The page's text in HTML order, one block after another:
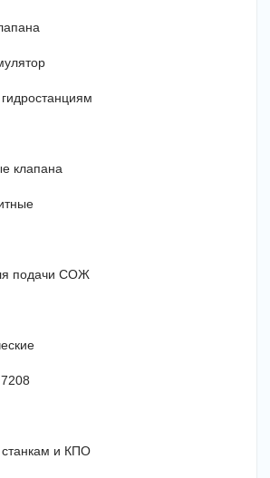
клапана
подачи СОЖ
и КПО